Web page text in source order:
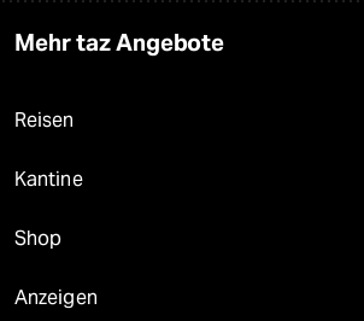
Mehr taz Angebote
Reisen
Kantine
Shop
Anzeigen